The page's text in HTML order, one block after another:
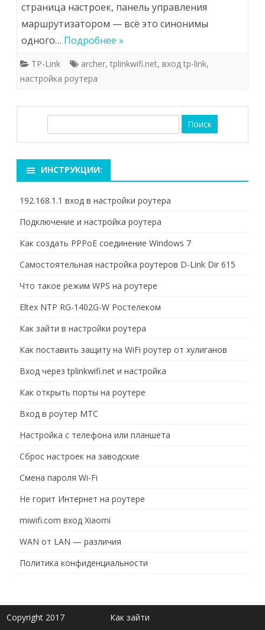
страница настроек, панель управления
маршрутизатором — всё это синонимы
одного… Подробнее »
TP-Link archer, tplinkwifi.net, вход tp-link,
настройка роутера
ИНСТРУКЦИИ:
192.168.1.1 вход в настройки роутера
Подключение и настройка роутера
Как создать PPPoE соединение Windows 7
Самостоятельная настройка роутеров D-Link Dir 615
Что такое режим WPS на роутере
Eltex NTP RG-1402G-W Ростелеком
Как зайти в настройки роутера
Как поставить защиту на WiFi роутер от хулиганов
Вход через tplinkwifi.net и настройка
Как открыть порты на роутере
Вход в роутер МТС
Настройка с телефона или планшета
Сброс настроек на заводские
Смена пароля Wi-Fi
Не горит Интернет на роутере
miwifi.com вход Xiaomi
WAN от LAN — различия
Политика конфиденциальности
Copyright 2017
Как зайти